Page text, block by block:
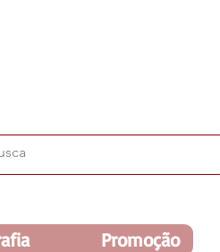
Promoção